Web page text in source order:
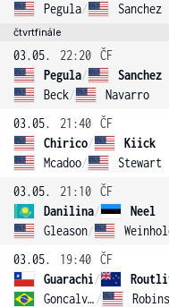
Pegula/ Sanchez
čtvrtfinále
03.05. 22:20 ČF
Pegula/
Sanchez
Beck/ Navarro
03.05.
21:40 ČF
Chirico/
Kiick
Mcadoo/ Stewart
03.05.
21:10 ČF
Danilina/
Neel
Gleason/
03.05. 19:40 ČF
Guarachi/
Goncalves /